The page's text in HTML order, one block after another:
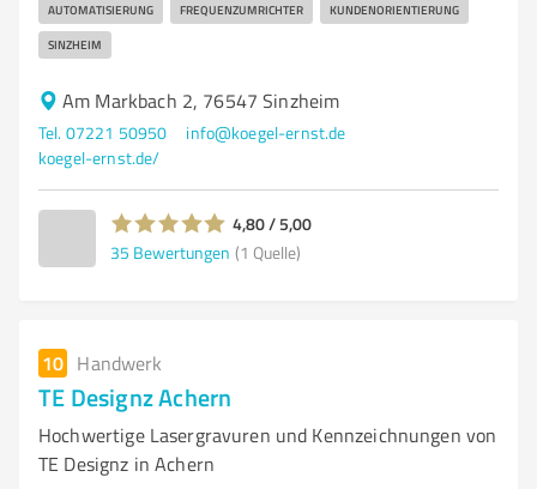
AUTOMATISIERUNG FREQUENZUMRICHTER KUNDENORIENTIERUNG
SINZHEIM
Am Markbach 2, 76547 Sinzheim
Tel. 07221 50950
info@koegel-ernst.de
koegel-ernst.de/
4,80 / 5,00
35 Bewertungen (1 Quelle)
10 Handwerk
TE Designz Achern
Hochwertige Lasergravuren und Kennzeichnungen von
TE Designz in Achern